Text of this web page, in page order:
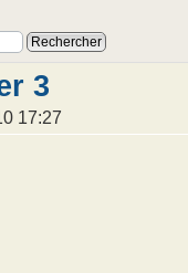
3
17:27